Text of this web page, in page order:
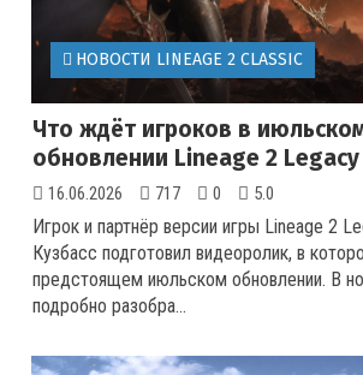
НОВОСТИ LINEAGE 2 CLASSIC
Что ждёт игроков в
обновлении Lineage 2
16.06.2026 717 0 5.0
Игрок и партнёр версии игры Lineage 2
Кузбасс подготовил видеоролик, в
предстоящем июльском обновлении. В
подробно разобра...